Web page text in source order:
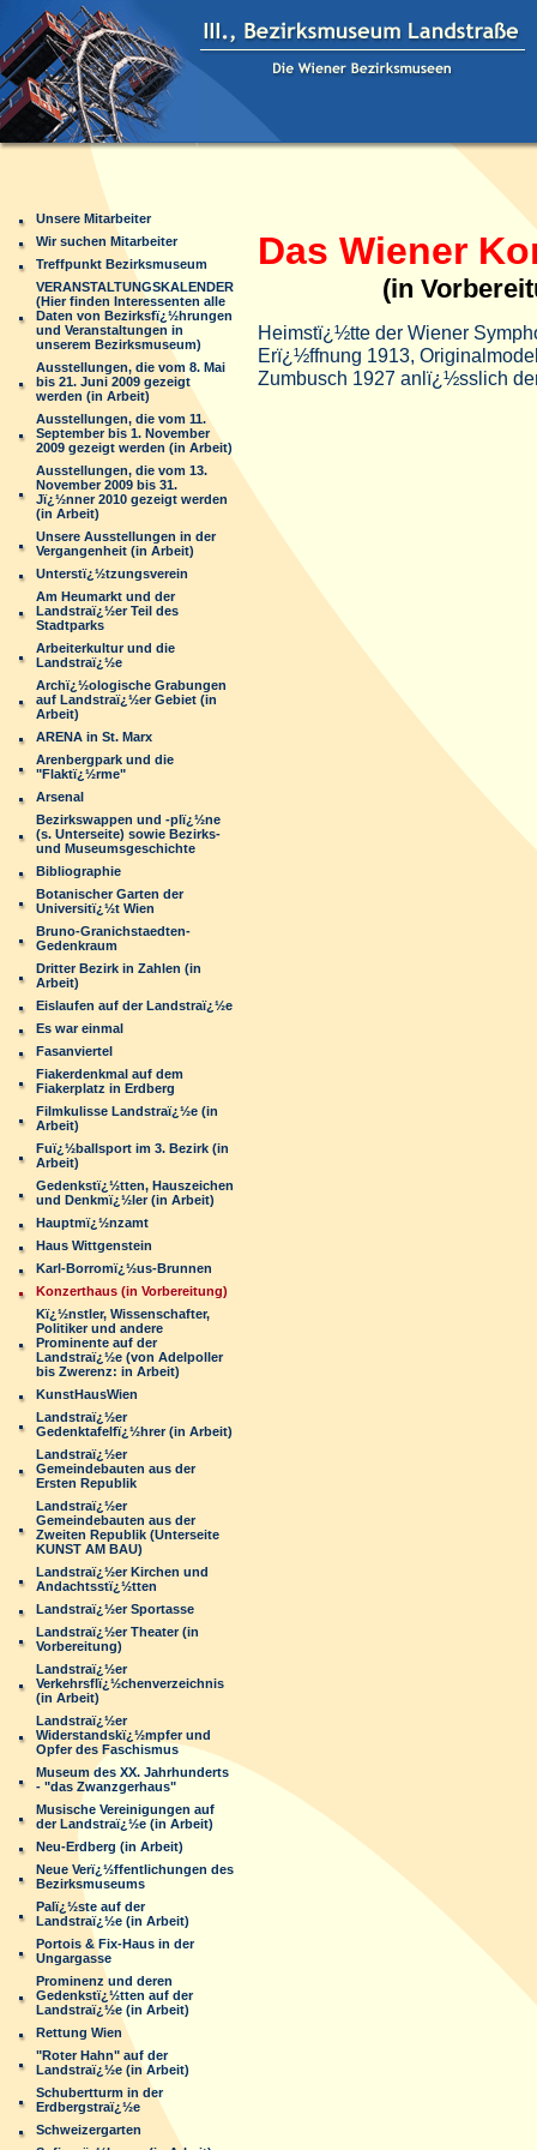
Unsere Mitarbeiter
Wir suchen Mitarbeiter
Treffpunkt Bezirksmuseum
VERANSTALTUNGSKALENDER
(Hier finden Interessenten alle
Daten von Bezirksfï¿½hrungen
und Veranstaltungen in
unserem Bezirksmuseum)
Ausstellungen, die vom 8. Mai
bis 21. Juni 2009 gezeigt
werden (in Arbeit)
Ausstellungen, die vom 11.
September bis 1. November
2009 gezeigt werden (in Arbeit)
Ausstellungen, die vom 13.
November 2009 bis 31.
Jï¿½nner 2010 gezeigt werden
(in Arbeit)
Unsere Ausstellungen in der
Vergangenheit (in Arbeit)
Unterstï¿½tzungsverein
Am Heumarkt und der
Landstraï¿½er Teil des
Stadtparks
Arbeiterkultur und die
Landstraï¿½e
Archï¿½ologische Grabungen
auf Landstraï¿½er Gebiet (in
Arbeit)
ARENA in St. Marx
Arenbergpark und die
"Flaktï¿½rme"
Arsenal
Bezirkswappen und -plï¿½ne
(s. Unterseite) sowie Bezirks-
und Museumsgeschichte
Bibliographie
Botanischer Garten der
Universitï¿½t Wien
Bruno-Granichstaedten-
Gedenkraum
Dritter Bezirk in Zahlen (in
Arbeit)
Eislaufen auf der Landstraï¿½e
Es war einmal
Fasanviertel
Fiakerdenkmal auf dem
Fiakerplatz in Erdberg
Filmkulisse Landstraï¿½e (in
Arbeit)
Fuï¿½ballsport im 3. Bezirk (in
Arbeit)
Gedenkstï¿½tten, Hauszeichen
und Denkmï¿½ler (in Arbeit)
Hauptmï¿½nzamt
Haus Wittgenstein
Karl-Borromï¿½us-Brunnen
Konzerthaus (in Vorbereitung)
Kï¿½nstler, Wissenschafter,
Politiker und andere
Prominente auf der
Landstraï¿½e (von Adelpoller
bis Zwerenz: in Arbeit)
KunstHausWien
Landstraï¿½er
Gedenktafelfï¿½hrer (in Arbeit)
Landstraï¿½er
Gemeindebauten aus der
Ersten Republik
Landstraï¿½er
Gemeindebauten aus der
Zweiten Republik (Unterseite
KUNST AM BAU)
Landstraï¿½er Kirchen und
Andachtsstï¿½tten
Landstraï¿½er Sportasse
Landstraï¿½er Theater (in
Vorbereitung)
Landstraï¿½er
Verkehrsflï¿½chenverzeichnis
(in Arbeit)
Landstraï¿½er
Widerstandskï¿½mpfer und
Opfer des Faschismus
Museum des XX. Jahrhunderts
- "das Zwanzgerhaus"
Musische Vereinigungen auf
der Landstraï¿½e (in Arbeit)
Neu-Erdberg (in Arbeit)
Neue Verï¿½ffentlichungen des
Bezirksmuseums
Palï¿½ste auf der
Landstraï¿½e (in Arbeit)
Portois & Fix-Haus in der
Ungargasse
Prominenz und deren
Gedenkstï¿½tten auf der
Landstraï¿½e (in Arbeit)
Rettung Wien
"Roter Hahn" auf der
Landstraï¿½e (in Arbeit)
Schubertturm in der
Erdbergstraï¿½e
Schweizergarten
Das Wiener
(in
Heimstï¿½tte der Wiener
Erï¿½ffnung 1913,
Zumbusch 1927 anlï¿½sslich